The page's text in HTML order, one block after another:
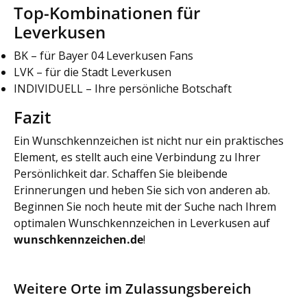
Top-Kombinationen für
Leverkusen
BK – für Bayer 04 Leverkusen Fans
LVK – für die Stadt Leverkusen
INDIVIDUELL – Ihre persönliche Botschaft
Fazit
Ein Wunschkennzeichen ist nicht nur ein praktisches
Element, es stellt auch eine Verbindung zu Ihrer
Persönlichkeit dar. Schaffen Sie bleibende
Erinnerungen und heben Sie sich von anderen ab.
Beginnen Sie noch heute mit der Suche nach Ihrem
optimalen Wunschkennzeichen in Leverkusen auf
wunschkennzeichen.de!
Weitere Orte im Zulassungsbereich